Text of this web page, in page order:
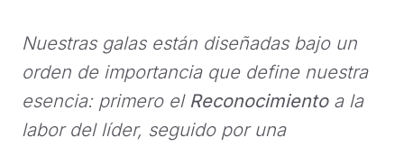
Nuestras galas están diseñadas bajo un
orden de importancia que define nuestra
esencia: primero el Reconocimientoa la
labor del líder, seguido por una